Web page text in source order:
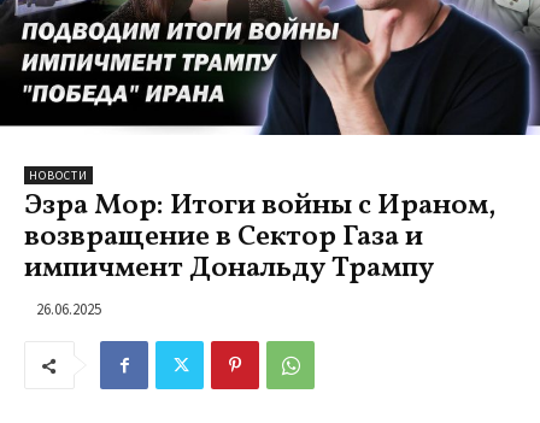
НОВОСТИ
Эзра Мор: Итоги войны с Ираном,
возвращение в Сектор Газа и
импичмент Дональду Трампу
26.06.2025